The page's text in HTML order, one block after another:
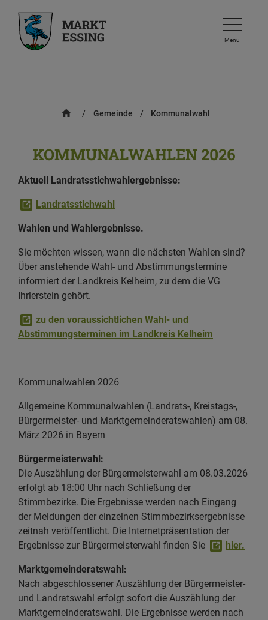
Menü
Kommunalwahl
/
Gemeinde
/
KOMMUNALWAHLEN 2026
Aktuell Landratsstichwahlergebnisse:
Landratsstichwahl
Wahlen und Wahlergebnisse.
Sie möchten wissen, wann die nächsten Wahlen sind?
Über anstehende Wahl- und Abstimmungstermine
informiert der Landkreis Kelheim, zu dem die VG
Ihrlerstein gehört.
zu den voraussichtlichen Wahl- und
Abstimmungsterminen im Landkreis Kelheim
Kommunalwahlen 2026
Allgemeine Kommunalwahlen (Landrats-, Kreistags-,
Bürgermeister- und Marktgemeinderatswahlen) am 08.
März 2026 in Bayern
Bürgermeisterwahl:
Die Auszählung der Bürgermeisterwahl am 08.03.2026
erfolgt ab 18:00 Uhr nach Schließung der
Stimmbezirke. Die Ergebnisse werden nach Eingang
der Meldungen der einzelnen Stimmbezirksergebnisse
zeitnah veröffentlicht. Die Internetpräsentation der
Ergebnisse zur Bürgermeisterwahl finden Sie
hier.
Marktgemeinderatswahl:
Nach abgeschlossener Auszählung der Bürgermeister-
und Landratswahl erfolgt sofort die Auszählung der
Marktgemeinderatswahl. Die Ergebnisse werden nach